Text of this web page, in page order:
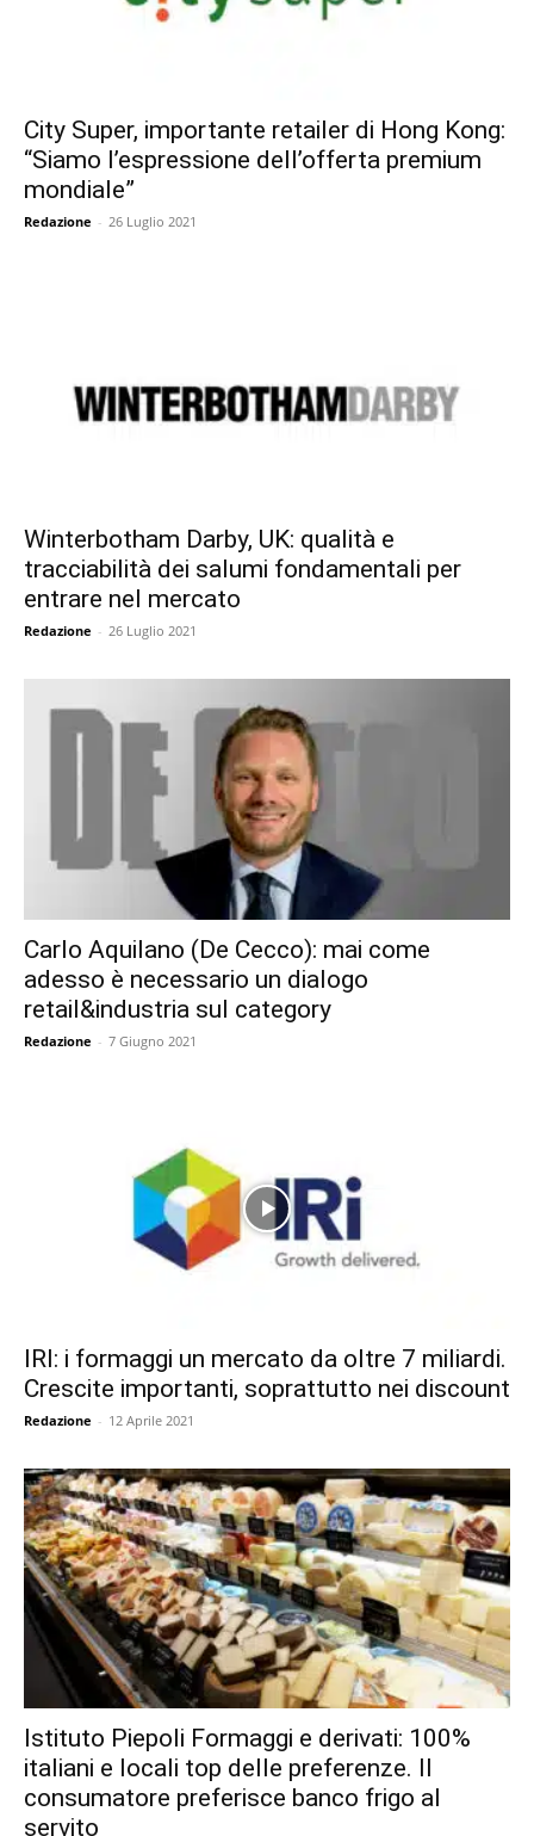
City Super, importante retailer di Hong Kong:
“Siamo l’espressione dell’offerta premium
mondiale”
Redazione - 26 Luglio 2021
Winterbotham Darby, UK: qualità e
tracciabilità dei salumi fondamentali per
entrare nel mercato
Redazione - 26 Luglio 2021
Carlo Aquilano (De Cecco): mai come
adesso è necessario un dialogo
retail&industria sul category
Redazione - 7 Giugno 2021
IRI: i formaggi un mercato da oltre 7 miliardi.
Crescite importanti, soprattutto nei discount
Redazione - 12 Aprile 2021
Istituto Piepoli Formaggi e derivati: 100%
italiani e locali top delle preferenze. Il
consumatore preferisce banco frigo al
servito